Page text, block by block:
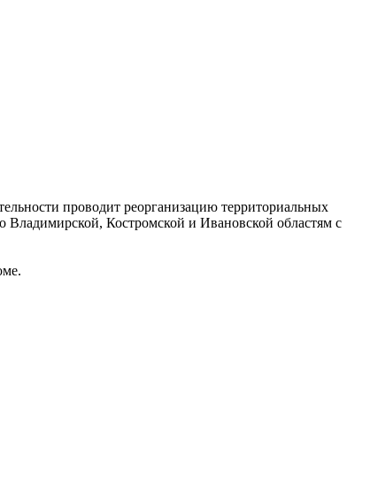
проводит реорганизацию территориальных
Владимирской, Костромской и Ивановской областям с